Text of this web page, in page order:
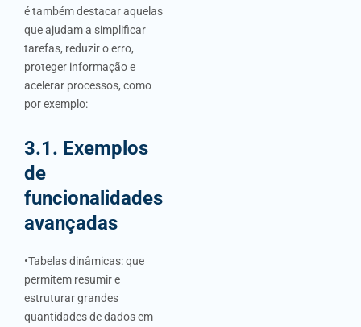
é também destacar aquelas
que ajudam a simplificar
tarefas, reduzir o erro,
proteger informação e
acelerar processos, como
por exemplo:
3.1. Exemplos
de
funcionalidades
avançadas
•Tabelas dinâmicas: que
permitem resumir e
estruturar grandes
quantidades de dados em